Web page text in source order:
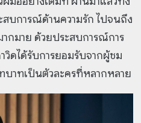
บการณ์ด้านความรัก ไปจนถึง
กมาย ด้วยประสบการณ์การ
วิดได้รับการยอมรับจากผู้ชม
บาทเป็นตัวละครที่หลากหลาย